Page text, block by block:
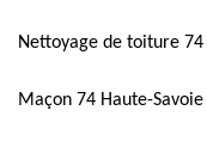
Nettoyage de toiture 74
Maçon 74 Haute-Savoie